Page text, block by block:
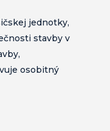
jednotky,
stavby v
osobitný